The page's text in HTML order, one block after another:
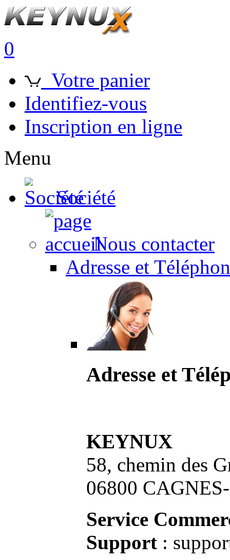
0
Votre panier
Identifiez-vous
Inscription en ligne
Menu
Société
Nous contacter
Adresse et
Adresse et
KEYNUX
58, chemin des
06800
Service
Support :